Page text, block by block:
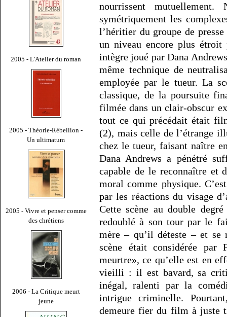
2005 - L'Atelier du roman
2005 - Théorie-Rébellion -
Un ultimatum
2005 - Vivre et penser comme
des chrétiens
2006 - La Critique meurt
jeune
nourrissent
symétriquement les
l’héritier du groupe de
un niveau encore plus
intègre joué par Dana
même technique de
employée par le tueur. La
classique, de la poursuite
filmée dans un clair-obscur
tout ce qui précédait était
(2), mais celle de l’étrange
chez le tueur, faisant naître
Dana Andrews a pénétré
capable de le reconnaître et
moral comme physique.
par les réactions du visage
Cette scène au double
redoublé à son tour par le
mère – qu’il déteste – et se
scène était considérée par
meurtre», ce qu’elle est en
vieilli : il est bavard, sa
inégal, ralenti par la
intrigue criminelle.
demeure fier du film à juste